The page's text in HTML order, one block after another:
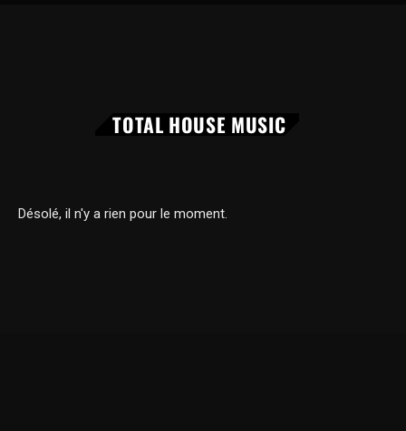
TOTAL HOUSE MUSIC
Désolé, il n'y a rien pour le moment.